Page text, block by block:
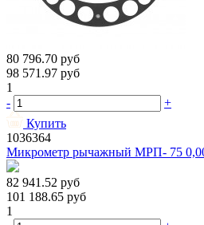
80 796.70 руб
98 571.97 руб
1
-
+
Купить
1036364
Микрометр рычажный МРП- 75
82 941.52 руб
101 188.65 руб
1